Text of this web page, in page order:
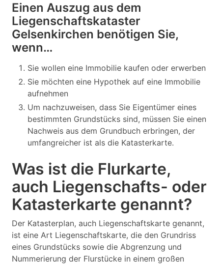
Einen Auszug aus dem
Liegenschaftskataster
Gelsenkirchen benötigen Sie,
wenn…
Sie wollen eine Immobilie kaufen oder erwerben
Sie möchten eine Hypothek auf eine Immobilie
aufnehmen
Um nachzuweisen, dass Sie Eigentümer eines
bestimmten Grundstücks sind, müssen Sie einen
Nachweis aus dem Grundbuch erbringen, der
umfangreicher ist als die Katasterkarte.
Was ist die Flurkarte,
auch Liegenschafts- oder
Katasterkarte genannt?
Der Katasterplan, auch Liegenschaftskarte genannt,
ist eine Art Liegenschaftskarte, die den Grundriss
eines Grundstücks sowie die Abgrenzung und
Nummerierung der Flurstücke in einem großen